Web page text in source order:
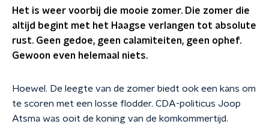
Het is weer voorbij die mooie zomer. Die zomer die
altijd begint met het Haagse verlangen tot absolute
rust. Geen gedoe, geen calamiteiten, geen ophef.
Gewoon even helemaal niets.
Hoewel. De leegte van de zomer biedt ook een kans om
te scoren met een losse flodder. CDA-politicus Joop
Atsma was ooit de koning van de komkommertijd.